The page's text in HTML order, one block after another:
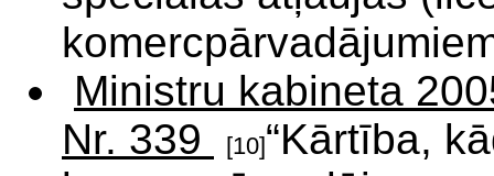
Ministru kabineta
Nr. 339
[10]“Kārtība,